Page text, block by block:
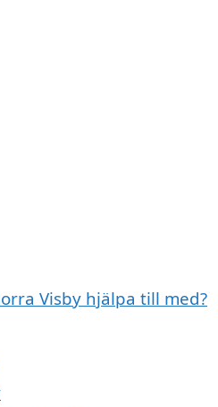
Visby hjälpa till med?